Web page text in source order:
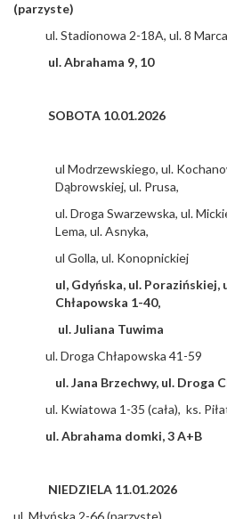
(parzyste)
ul. Stadionowa 2-18A, ul. 8 Marca
ul. Abrahama 9, 10
SOBOTA 10.01.2026
ul Modrzewskiego, ul.
Dąbrowskiej, ul. Prusa,
ul. Droga Swarzewska, ul.
Lema, ul. Asnyka,
ul Golla, ul. Konopnickiej
ul, Gdyńska, ul. Porazińskiej,
Chłapowska 1-40,
ul. Juliana Tuwima
ul. Droga Chłapowska 41-59
ul. Jana Brzechwy, ul. Droga
ul. Kwiatowa 1-35 (cała), ks.
ul. Abrahama domki, 3
NIEDZIELA 11.01.2026